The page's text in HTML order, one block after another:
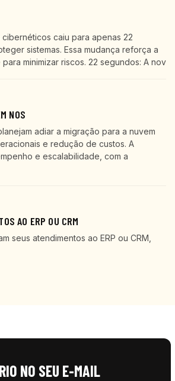
caiu para apenas 22
sistemas. Essa mudança reforça a
minimizar riscos. 22 segundos: A nov
NOS
adiar a migração para a nuvem
e redução de custos. A
e escalabilidade, com a
AO ERP OU CRM
seus atendimentos ao ERP ou CRM,
NO SEU E-MAIL